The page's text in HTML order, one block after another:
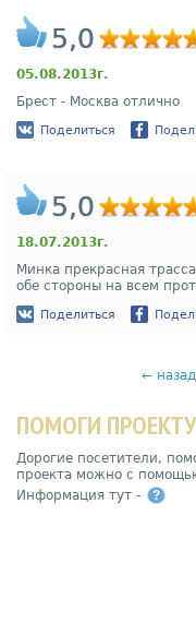
5,0
05.08.2013г.
Брест - Москва отлично
Поделиться
5,0
18.07.2013г.
Минка прекрасная
обе стороны на всем
Поделиться
← назад
ПОМОГИ
Дорогие посетители,
проекта можно с
Информация тут -
?